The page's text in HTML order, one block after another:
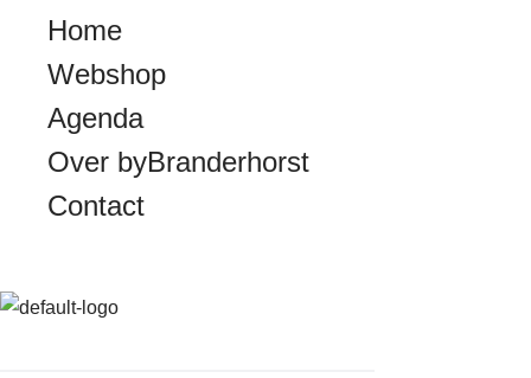
Home
Webshop
Agenda
Over byBranderhorst
Contact